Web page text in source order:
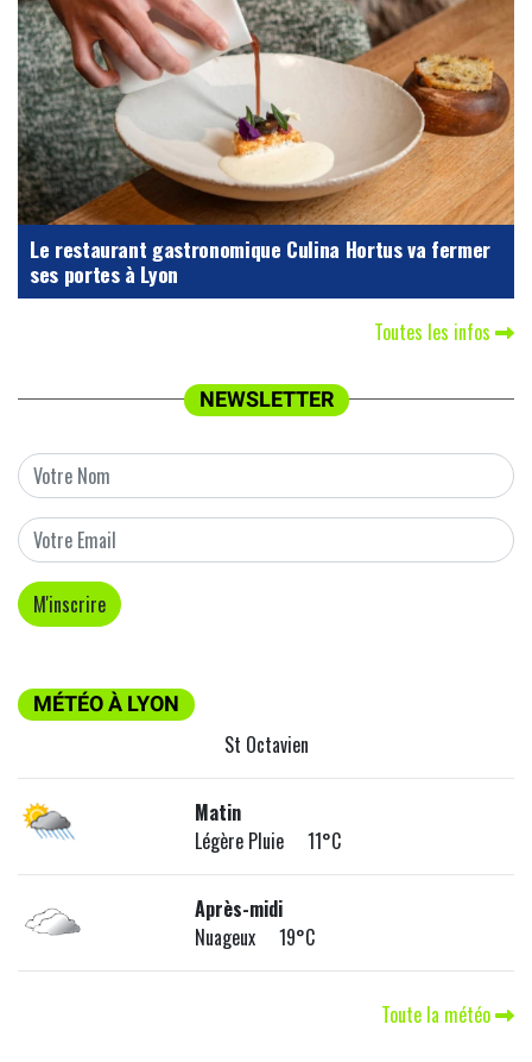
Le restaurant gastronomique Culina Hortus va fermer
ses portes à Lyon
Toutes les infos
NEWSLETTER
MÉTÉO À LYON
St Octavien
Matin
Légère Pluie 11°C
Après-midi
Nuageux 19°C
Toute la météo